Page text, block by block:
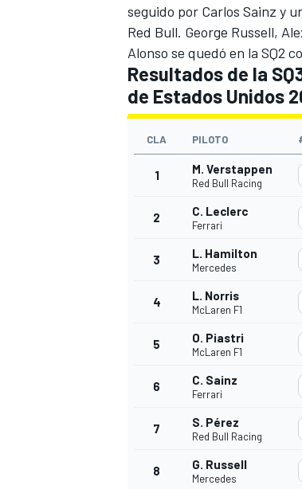
MÁS CATEGORÍAS
seguido por Carlos Sainz y
Red Bull. George Russell,
Alonso se quedó en la SQ2
Resultados de la
de Estados Unidos
CLA PILOTO
1 M. Verstappen
Red Bull Racing
2 C. Leclerc
Ferrari
3 L. Hamilton
Mercedes
4 L. Norris
McLaren F1
5 O. Piastri
McLaren F1
6 C. Sainz
Ferrari
7 S. Pérez
Red Bull Racing
8 G. Russell
Mercedes